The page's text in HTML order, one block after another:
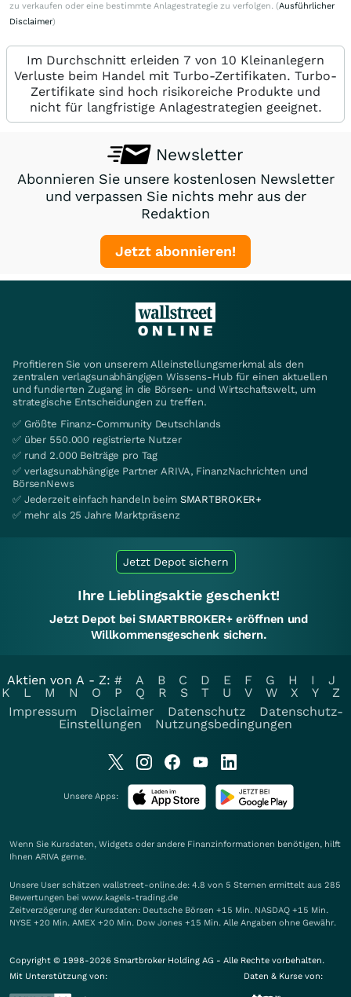
zu verkaufen oder eine bestimmte Anlagestrategie zu verfolgen. (Ausführlicher
Disclaimer)
Im Durchschnitt erleiden 7 von 10 Kleinanlegern
Verluste beim Handel mit Turbo-Zertifikaten. Turbo-
Zertifikate sind hoch risikoreiche Produkte und
nicht für langfristige Anlagestrategien geeignet.
Newsletter
Abonnieren Sie unsere kostenlosen Newsletter
und verpassen Sie nichts mehr aus der
Redaktion
Jetzt abonnieren!
Profitieren Sie von unserem Alleinstellungsmerkmal als den
zentralen verlagsunabhängigen Wissens-Hub für einen aktuellen
und fundierten Zugang in die Börsen- und Wirtschaftswelt, um
strategische Entscheidungen zu treffen.
✅ Größte Finanz-Community Deutschlands
✅ über 550.000 registrierte Nutzer
✅ rund 2.000 Beiträge pro Tag
✅ verlagsunabhängige Partner ARIVA, FinanzNachrichten und
BörsenNews
✅ Jederzeit einfach handeln beim SMARTBROKER+
✅ mehr als 25 Jahre Marktpräsenz
Jetzt Depot sichern
Ihre Lieblingsaktie geschenkt!
Jetzt Depot bei SMARTBROKER+ eröffnen und
Willkommensgeschenk sichern.
Aktien von A - Z: # A B C D E F G H I
J
K
L M N O P Q R S T U V W X Y
Z
Impressum
Disclaimer Datenschutz
Datenschutz-
Einstellungen
Nutzungsbedingungen
Unsere Apps:
Wenn Sie Kursdaten, Widgets oder andere Finanzinformationen benötigen, hilft
Ihnen ARIVA gerne.
Unsere User schätzen wallstreet-online.de: 4.8 von 5 Sternen ermittelt aus 285
Bewertungen bei www.kagels-trading.de
Zeitverzögerung der Kursdaten: Deutsche Börsen +15 Min. NASDAQ +15 Min.
NYSE +20 Min. AMEX +20 Min. Dow Jones +15 Min. Alle Angaben ohne Gewähr.
Copyright © 1998-2026 Smartbroker Holding AG - Alle Rechte vorbehalten.
Mit Unterstützung von:
Daten & Kurse von: